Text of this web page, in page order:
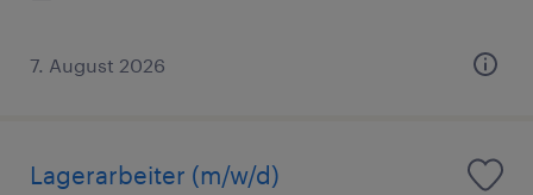
7. August 2026
Lagerarbeiter (m/w/d)